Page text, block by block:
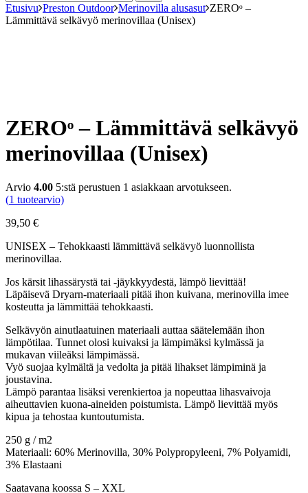
Etusivu Preston Outdoor Merinovilla alusasut ZEROᵒ –
Lämmittävä selkävyö merinovillaa (Unisex)
ZEROᵒ – Lämmittävä selkävyö
merinovillaa (Unisex)
Arvio 4.00 5:stä perustuen 1 asiakkaan arvotukseen.
(1 tuotearvio)
39,50 €
UNISEX – Tehokkaasti lämmittävä selkävyö luonnollista
merinovillaa.
Jos kärsit lihassärystä tai -jäykkyydestä, lämpö lievittää!
Läpäisevä Dryarn-materiaali pitää ihon kuivana, merinovilla imee
kosteutta ja lämmittää tehokkaasti.
Selkävyön ainutlaatuinen materiaali auttaa säätelemään ihon
lämpötilaa. Tunnet olosi kuivaksi ja lämpimäksi kylmässä ja
mukavan viileäksi lämpimässä.
Vyö suojaa kylmältä ja vedolta ja pitää lihakset lämpiminä ja
joustavina.
Lämpö parantaa lisäksi verenkiertoa ja nopeuttaa lihasvaivoja
aiheuttavien kuona-aineiden poistumista. Lämpö lievittää myös
kipua ja tehostaa kuntoutumista.
250 g / m2
Materiaali: 60% Merinovilla, 30% Polypropyleeni, 7% Polyamidi,
3% Elastaani
Saatavana koossa S – XXL